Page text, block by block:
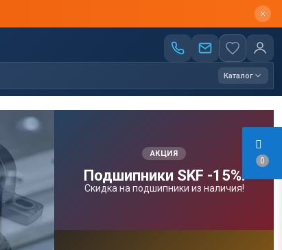
0
Каталог
АКЦИЯ
Подшипники SKF -15%!
Скидка на подшипники из наличия!